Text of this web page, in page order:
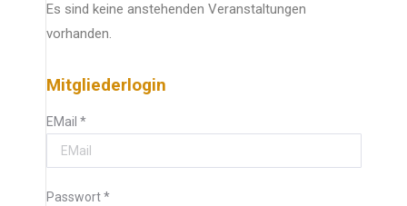
Es sind keine anstehenden Veranstaltungen
vorhanden.
Mitgliederlogin
EMail *
Passwort*